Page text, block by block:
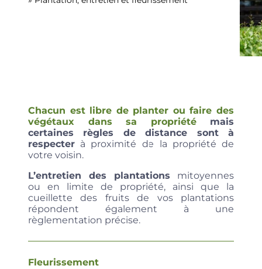
Chacun est libre de planter ou faire des
végétaux dans sa propriétémais
certaines règles de distance sont à
respecter à proximité de la propriété de
votre voisin.
L’entretien des plantations mitoyennes
ou en limite de propriété, ainsi que la
cueillette des fruits de vos plantations
répondent également à une
règlementation précise.
Fleurissement